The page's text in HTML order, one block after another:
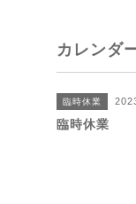
カレンダ
臨時休業
臨時休業